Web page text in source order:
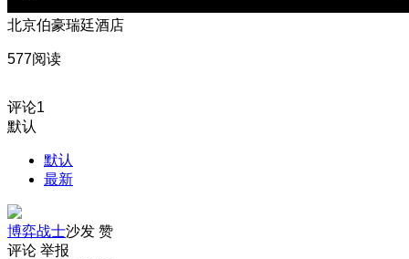
北京伯豪瑞廷酒店
577阅读
评论1
默认
默认
最新
博弈战士沙发 赞
评论 举报